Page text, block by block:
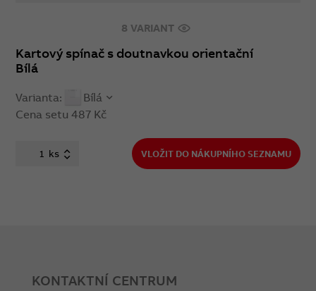
8 VARIANT
Kartový spínač s doutnavkou orientační
Bílá
Varianta:
Bílá
Cena setu487 Kč
ks VLOŽIT DO NÁKUPNÍHO SEZNAMU
KONTAKTNÍ CENTRUM